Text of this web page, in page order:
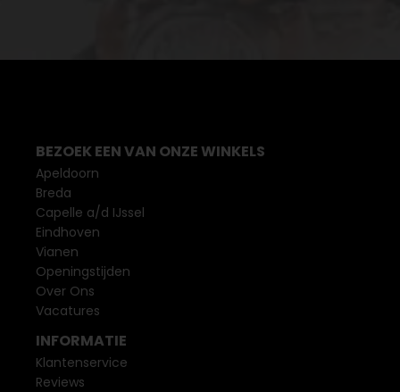
BEZOEK EEN VAN ONZE WINKELS
Apeldoorn
Breda
Capelle a/d IJssel
Eindhoven
Vianen
Openingstijden
Over Ons
Vacatures
INFORMATIE
Klantenservice
Reviews